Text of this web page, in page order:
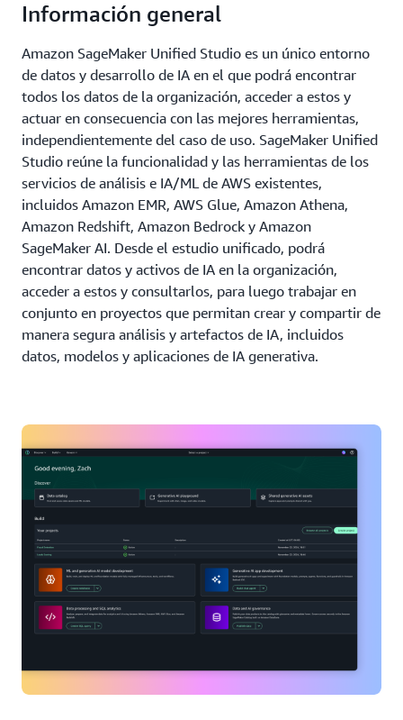
Información general
Amazon SageMaker Unified Studio es un único entorno
de datos y desarrollo de IA en el que podrá encontrar
todos los datos de la organización, acceder a estos y
actuar en consecuencia con las mejores herramientas,
independientemente del caso de uso. SageMaker Unified
Studio reúne la funcionalidad y las herramientas de los
servicios de análisis e IA/ML de AWS existentes,
incluidos Amazon EMR, AWS Glue, Amazon Athena,
Amazon Redshift, Amazon Bedrock y Amazon
SageMaker AI. Desde el estudio unificado, podrá
encontrar datos y activos de IA en la organización,
acceder a estos y consultarlos, para luego trabajar en
conjunto en proyectos que permitan crear y compartir de
manera segura análisis y artefactos de IA, incluidos
datos, modelos y aplicaciones de IA generativa.